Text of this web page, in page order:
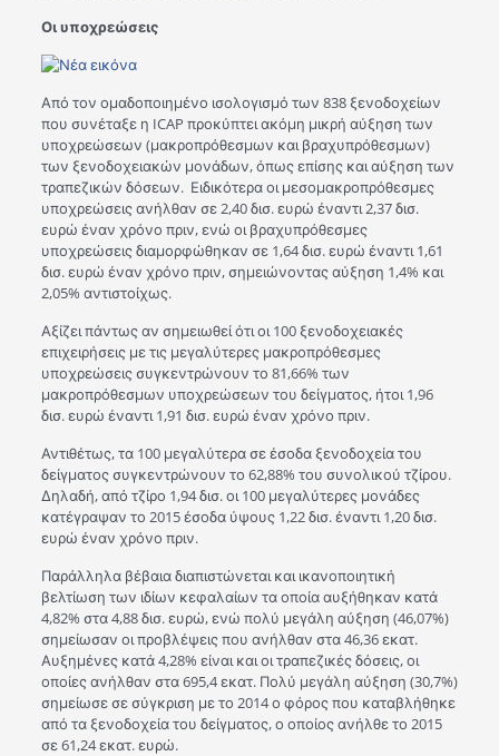
Οι υποχρεώσεις
Από τον ομαδοποιημένο ισολογισμό των 838 ξενοδοχείων
που συνέταξε η ICAP προκύπτει ακόμη μικρή αύξηση των
υποχρεώσεων (μακροπρόθεσμων και βραχυπρόθεσμων)
των ξενοδοχειακών μονάδων, όπως επίσης και αύξηση των
τραπεζικών δόσεων. Ειδικότερα οι μεσομακροπρόθεσμες
υποχρεώσεις ανήλθαν σε 2,40 δισ. ευρώ έναντι 2,37 δισ.
ευρώ έναν χρόνο πριν, ενώ οι βραχυπρόθεσμες
υποχρεώσεις διαμορφώθηκαν σε 1,64 δισ. ευρώ έναντι 1,61
δισ. ευρώ έναν χρόνο πριν, σημειώνοντας αύξηση 1,4% και
2,05% αντιστοίχως.
Αξίζει πάντως αν σημειωθεί ότι οι 100 ξενοδοχειακές
επιχειρήσεις με τις μεγαλύτερες μακροπρόθεσμες
υποχρεώσεις συγκεντρώνουν το 81,66% των
μακροπρόθεσμων υποχρεώσεων του δείγματος, ήτοι 1,96
δισ. ευρώ έναντι 1,91 δισ. ευρώ έναν χρόνο πριν.
Αντιθέτως, τα 100 μεγαλύτερα σε έσοδα ξενοδοχεία του
δείγματος συγκεντρώνουν το 62,88% του συνολικού τζίρου.
Δηλαδή, από τζίρο 1,94 δισ. οι 100 μεγαλύτερες μονάδες
κατέγραψαν το 2015 έσοδα ύψους 1,22 δισ. έναντι 1,20 δισ.
ευρώ έναν χρόνο πριν.
Παράλληλα βέβαια διαπιστώνεται και ικανοποιητική
βελτίωση των ιδίων κεφαλαίων τα οποία αυξήθηκαν κατά
4,82% στα 4,88 δισ. ευρώ, ενώ πολύ μεγάλη αύξηση (46,07%)
σημείωσαν οι προβλέψεις που ανήλθαν στα 46,36 εκατ.
Αυξημένες κατά 4,28% είναι και οι τραπεζικές δόσεις, οι
οποίες ανήλθαν στα 695,4 εκατ. Πολύ μεγάλη αύξηση (30,7%)
σημείωσε σε σύγκριση με το 2014 ο φόρος που καταβλήθηκε
από τα ξενοδοχεία του δείγματος, ο οποίος ανήλθε το 2015
σε 61,24 εκατ. ευρώ.